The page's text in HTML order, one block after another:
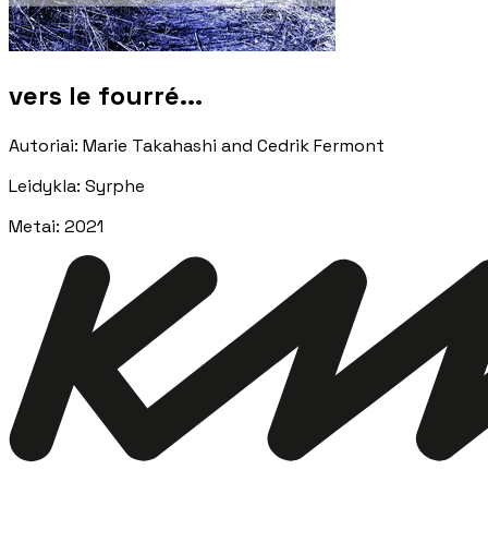
vers le fourr​é​.​.​.
Autoriai: Marie Takahashi and Cedrik Fermont
Leidykla: Syrphe
Metai: 2021